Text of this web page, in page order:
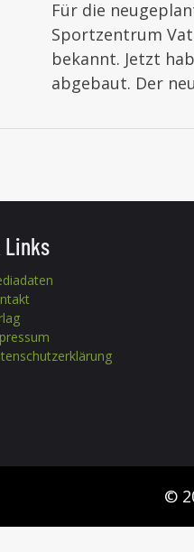
Für die
Sportzentrum
bekannt. Jetzt
abgebaut. Der
Links
©